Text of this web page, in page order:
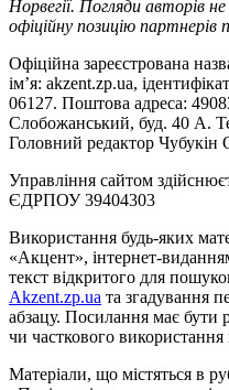
Норвегії. Погляди авторів
офіційну позицію партнерів
Офіційна зареєстрована
ім’я: akzent.zp.ua,
06127. Поштова адреса:
Слобожанський, буд. 40 А.
Головний редактор Чубукін
Управління сайтом
ЄДРПОУ 39404303
Використання будь-яких
«Акцент», інтернет-
текст відкритого для
Akzent.zp.ua та згадування
абзацу. Посилання має бути
чи часткового використання
Матеріали, що містяться в